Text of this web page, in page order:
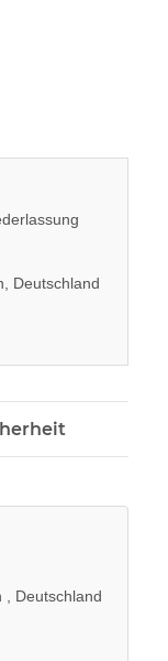
Deutschland
, Deutschland